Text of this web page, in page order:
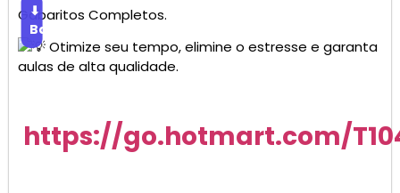
Gabaritos Completos.
⬇
Baixar
Otimize seu tempo, elimine o estresse e garanta
aulas de alta qualidade.
https://go.hotmart.com/